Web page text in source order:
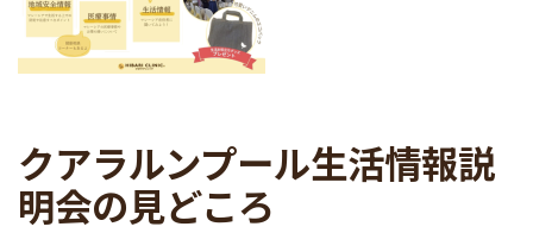
クアラルンプール生活情報説
明会の見どころ